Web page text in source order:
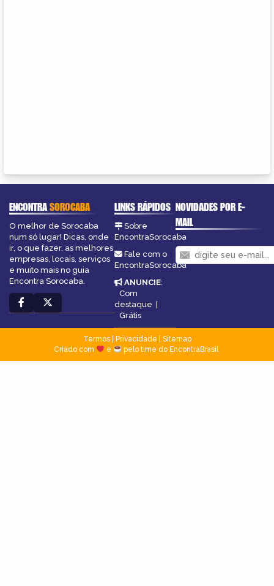
ENCONTRASOROCABA
O melhor de Sorocaba
num só lugar! Dicas, onde
ir, o que fazer, as melhores
empresas, locais, serviços
e muito mais no guia
Encontra Sorocaba.
LINKS RÁPIDOS
Sobre
EncontraSorocaba
Fale com o
EncontraSorocaba
ANUNCIE:
Com
destaque
Grátis
NOVIDADES POR E-
MAIL
Termos| Privacidade
Sitemap
Criado com
e pelo time do EncontraBrasil